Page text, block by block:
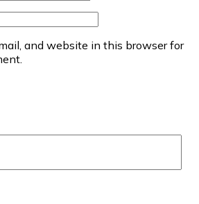
and website in this browser for